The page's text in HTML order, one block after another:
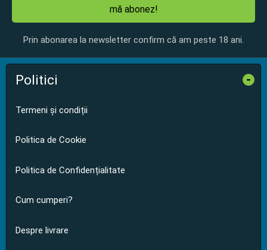
mă abonez!
Prin abonarea la newsletter confirm că am peste 18 ani.
Politici -
Termeni și condiții
Politica de Cookie
Politica de Confidențialitate
Cum cumperi?
Despre livrare